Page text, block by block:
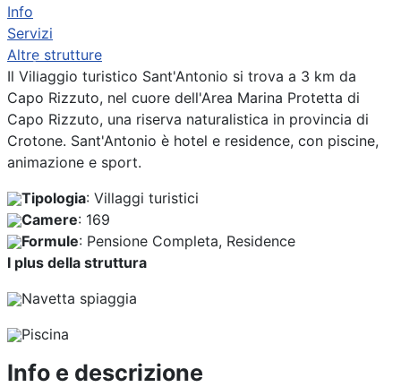
Info
Servizi
Altre strutture
Previous
Il Villaggio turistico Sant'Antonio si trova a 3 km da
Capo Rizzuto, nel cuore dell'Area Marina Protetta di
Capo Rizzuto, una riserva naturalistica in provincia di
Crotone. Sant'Antonio è hotel e residence, con piscine,
animazione e sport.
Tipologia: Villaggi turistici
Camere: 169
Formule: Pensione Completa, Residence
I plus della struttura
Navetta spiaggia
Piscina
Info e descrizione